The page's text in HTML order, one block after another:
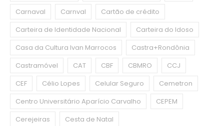
Carnaval
Carnval
Cartão de crédito
Carteira de Identidade Nacional
Carteira do Idoso
Casa da Cultura Ivan Marrocos
Castra+Rondônia
Castramóvel
CAT CBF CBMRO
CCJ
CEF
Célio Lopes Celular Seguro
Cemetron
Centro Universitário Aparício Carvalho
CEPEM
Cerejeiras
Cesta de Natal